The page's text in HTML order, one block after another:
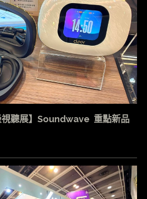
視聽展】Soundwave 重點新品